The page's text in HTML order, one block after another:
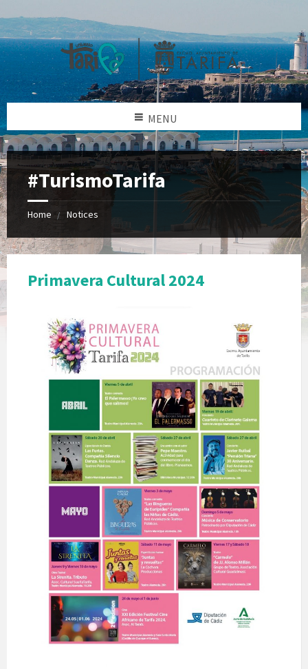
MENU
#TurismoTarifa
Home Notices
Primavera Cultural 2024